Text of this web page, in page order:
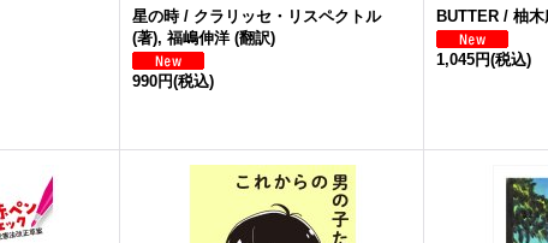
星の時 / クラリッセ・リスペクトル
(著), 福嶋伸洋 (翻訳)
990円(税込)
BUTTER / 柚木
1,045円(税込)